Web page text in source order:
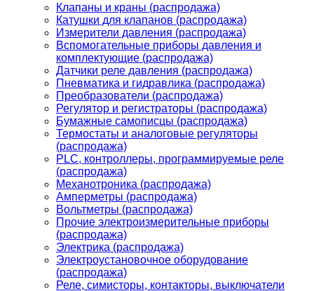
Клапаны и краны (распродажа)
Катушки для клапанов (распродажа)
Измерители давления (распродажа)
Вспомогательные приборы давления и
комплектующие (распродажа)
Датчики реле давления (распродажа)
Пневматика и гидравлика (распродажа)
Преобразователи (распродажа)
Регулятор и регистраторы (распродажа)
Бумажные самописцы (распродажа)
Термостаты и аналоговые регуляторы
(распродажа)
PLС, контроллеры, программируемые реле
(распродажа)
Механотроника (распродажа)
Амперметры (распродажа)
Вольтметры (распродажа)
Прочие электроизмерительные приборы
(распродажа)
Электрика (распродажа)
Электроустановочное оборудование
(распродажа)
Реле, симисторы, контакторы, выключатели